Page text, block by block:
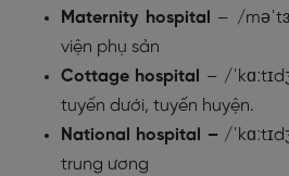
Maternity hospital – /
viện phụ sản
Cottage hospital
– /
tuyến dưới, tuyến huyện.
National hospital – /
trung ương